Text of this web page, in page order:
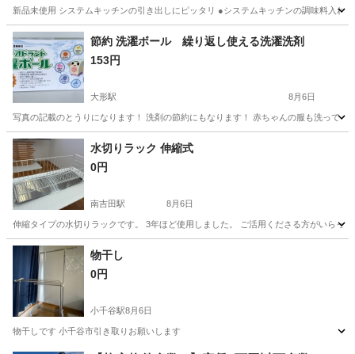
新品未使用 システムキッチンの引き出しにピッタリ ●システムキッチンの調味料入
新潟 新潟市 調理器具 システムキッチン
節約 洗濯ボール 繰り返し使える洗濯洗剤
153円
大形駅 8月6日
写真の記載のとうりになります！ 洗剤の節約にもなります！ 赤ちゃんの服も洗っても
新潟 新潟市 大形駅 洗濯用品
水切りラック 伸縮式
0円
南吉田駅 8月6日
伸縮タイプの水切りラックです。 3年ほど使用しました。 ご活用くださる方がいらっ
新潟 燕市 南吉田駅
物干し
0円
小千谷駅8月6日
物干しです 小千谷市引き取りお願いします